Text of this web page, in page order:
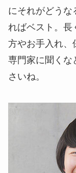
にそれがどうな
ればベスト。長
方やお手入れ、
専門家に聞くな
さいね。